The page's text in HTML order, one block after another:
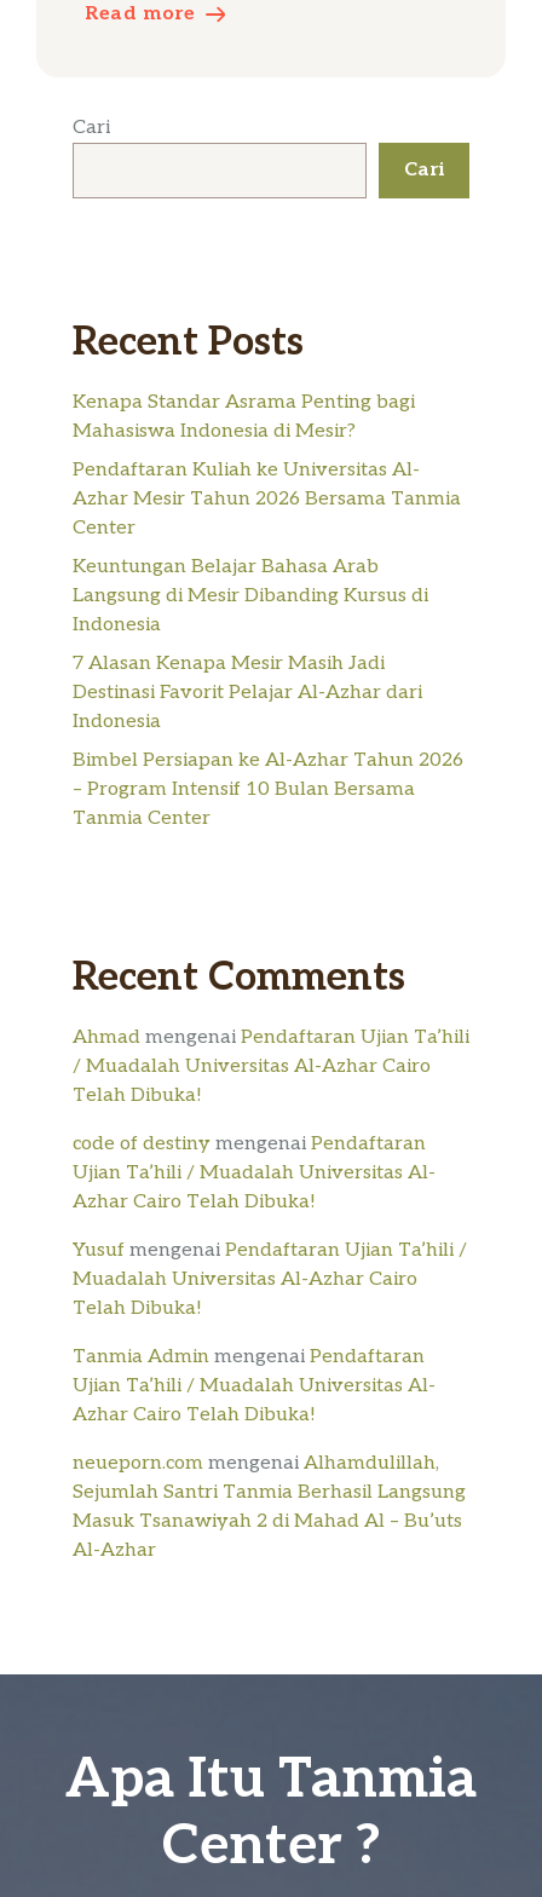
Read more
Cari
Cari
Recent Posts
Kenapa Standar Asrama Penting bagi
Mahasiswa Indonesia di Mesir?
Pendaftaran Kuliah ke Universitas Al-
Azhar Mesir Tahun 2026 Bersama Tanmia
Center
Keuntungan Belajar Bahasa Arab
Langsung di Mesir Dibanding Kursus di
Indonesia
7 Alasan Kenapa Mesir Masih Jadi
Destinasi Favorit Pelajar Al-Azhar dari
Indonesia
Bimbel Persiapan ke Al-Azhar Tahun 2026
– Program Intensif 10 Bulan Bersama
Tanmia Center
Recent Comments
Ahmad mengenai Pendaftaran Ujian Ta’hili
/ Muadalah Universitas Al-Azhar Cairo
Telah Dibuka!
code of destiny mengenai Pendaftaran
Ujian Ta’hili / Muadalah Universitas Al-
Azhar Cairo Telah Dibuka!
Yusuf mengenai Pendaftaran Ujian Ta’hili /
Muadalah Universitas Al-Azhar Cairo
Telah Dibuka!
Tanmia Admin mengenai Pendaftaran
Ujian Ta’hili / Muadalah Universitas Al-
Azhar Cairo Telah Dibuka!
neueporn.com mengenai Alhamdulillah,
Sejumlah Santri Tanmia Berhasil Langsung
Masuk Tsanawiyah 2 di Mahad Al – Bu’uts
Al-Azhar
Apa Itu Tanmia
Center ?